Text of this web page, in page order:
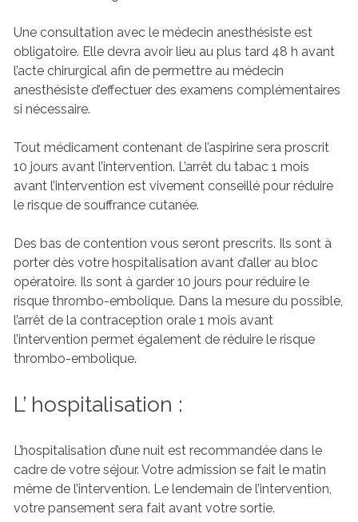
Une consultation avec le médecin anesthésiste est
obligatoire. Elle devra avoir lieu au plus tard 48 h avant
l’acte chirurgical afin de permettre au médecin
anesthésiste d’effectuer des examens complémentaires
si nécessaire.
Tout médicament contenant de l’aspirine sera proscrit
10 jours avant l’intervention. L’arrêt du tabac 1 mois
avant l’intervention est vivement conseillé pour réduire
le risque de souffrance cutanée.
Des bas de contention vous seront prescrits. Ils sont à
porter dès votre hospitalisation avant d’aller au bloc
opératoire. Ils sont à garder 10 jours pour réduire le
risque thrombo-embolique. Dans la mesure du possible,
l’arrêt de la contraception orale 1 mois avant
l’intervention permet également de réduire le risque
thrombo-embolique.
L’ hospitalisation :
L’hospitalisation d’une nuit est recommandée dans le
cadre de votre séjour. Votre admission se fait le matin
même de l’intervention. Le lendemain de l’intervention,
votre pansement sera fait avant votre sortie.